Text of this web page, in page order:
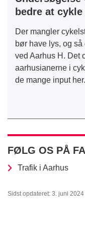
bedre at
Der mangler
bør have lys, og
ved Aarhus H. Det
aarhusianerne i
de mange input her.
FØLG OS PÅ
Trafik i Aarhus
Sidst opdateret: 3. juni 2024